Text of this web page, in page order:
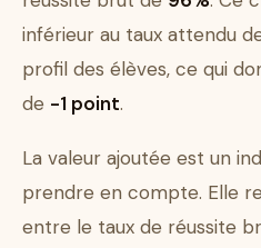
inférieur au taux attendu
profil des élèves, ce qui
de -1 point.
La valeur ajoutée est un
prendre en compte. Elle
entre le taux de réussite